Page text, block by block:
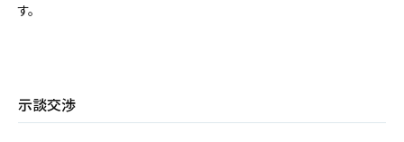
す。
示談交渉